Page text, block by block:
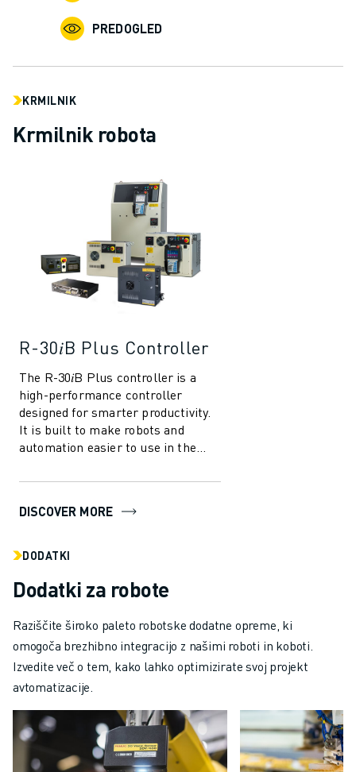
ODTIS
PREDOGLED
KRMILNIK
Krmilnik robota
R-30𝑖B Plus Controller
The R-30𝑖B Plus controller is a
high-performance controller
designed for smarter productivity.
It is built to make robots and
automation easier to use in the
several in...
DISCOVER MORE
DODATKI
Dodatki za robote
Raziščite široko paleto robotske dodatne opreme, ki
omogoča brezhibno integracijo z našimi roboti in koboti.
Izvedite več o tem, kako lahko optimizirate svoj projekt
avtomatizacije.